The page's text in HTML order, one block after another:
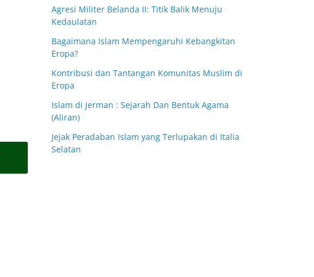
Agresi Militer Belanda II: Titik Balik Menuju
Kedaulatan
Bagaimana Islam Mempengaruhi Kebangkitan
Eropa?
Kontribusi dan Tantangan Komunitas Muslim di
Eropa
Islam di Jerman : Sejarah Dan Bentuk Agama
(Aliran)
Jejak Peradaban Islam yang Terlupakan di Italia
Selatan